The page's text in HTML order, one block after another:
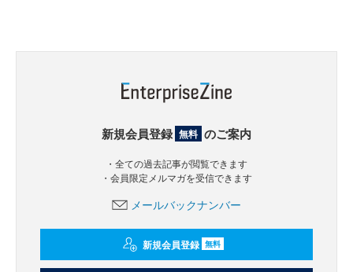
新規会員登録 無料 のご案内
・全ての過去記事が閲覧できます
・会員限定メルマガを受信できます
メールバックナンバー
新規会員登録 無料